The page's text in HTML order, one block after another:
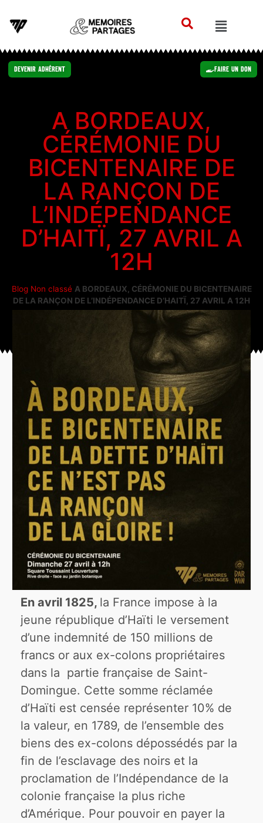
Devenir Adhérent Faire un Don
A BORDEAUX,
CÉRÉMONIE DU
BICENTENAIRE DE
LA RANÇON DE
L’INDÉPENDANCE
D’HAITÏ, 27 AVRIL A
12H
Blog Non classé A BORDEAUX, CÉRÉMONIE DU BICENTENAIRE
DE LA RANÇON DE L’INDÉPENDANCE D’HAITÏ, 27 AVRIL A 12H
En avril 1825, la France impose à la
jeune république d’Haïti le versement
d’une indemnité de 150 millions de
francs or aux ex-colons propriétaires
dans la partie française de Saint-
Domingue. Cette somme réclamée
d’Haïti est censée représenter 10% de
la valeur, en 1789, de l’ensemble des
biens des ex-colons dépossédés par la
fin de l’esclavage des noirs et la
proclamation de l’Indépendance de la
colonie française la plus riche
d’Amérique. Pour pouvoir en payer la